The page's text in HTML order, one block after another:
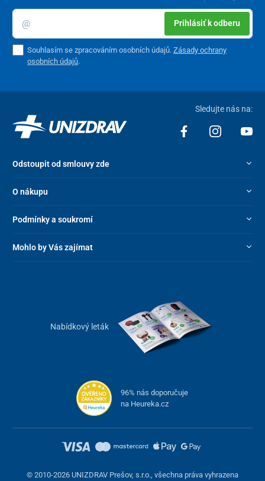
Prihlásiť k odberu
Souhlasím se zpracováním osobních údajů.Zásady ochrany
osobních údajů.
Sledujte nás na:
Odstoupit od smlouvy zde
O nákupu
Podmínky a soukromí
Mohlo by Vás zajímat
Nabídkový leták
96% nás doporučuje
na Heureka.cz
© 2010-2026 UNIZDRAV Prešov, s.r.o., všechna práva vyhrazena